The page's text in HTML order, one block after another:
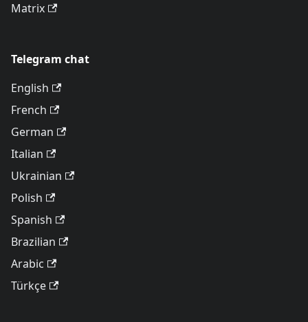
Matrix
Telegram chat
English
French
German
Italian
Ukrainian
Polish
Spanish
Brazilian
Arabic
Türkçe